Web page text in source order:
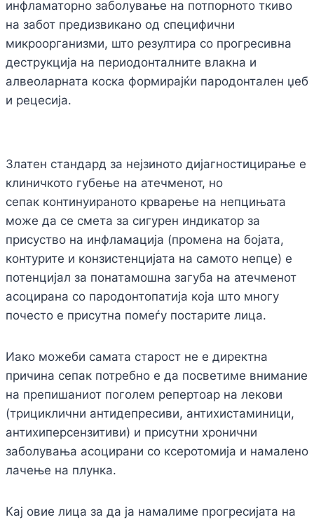
инфламаторно заболување на потпорното ткиво
на забот предизвикано од специфични
микроорганизми, што резултира со прогресивна
деструкција на периодонталните влакна и
алвеоларната коска формирајќи пародонтален џеб
и рецесија.
Златен стандард за нејзиното дијагностицирање е
клиничкото губење на атечменот, но
сепак континуираното крварење на непцињата
може да се смета за сигурен индикатор за
присуство на инфламација (промена на бојата,
контурите и конзистенцијата на самото непце) е
потенцијал за понатамошна загуба на атечменот
асоцирана со пародонтопатија која што многу
почесто е присутна помеѓу постарите лица.
Иако можеби самата старост не е директна
причина сепак потребно е да посветиме внимание
на препишаниот поголем репертоар на лекови
(трициклични антидепресиви, антихистаминици,
антихиперсензитиви) и присутни хронични
заболувања асоцирани со ксеротомија и намалено
лачење на плунка.
Кај овие лица за да ја намалиме прогресијата на